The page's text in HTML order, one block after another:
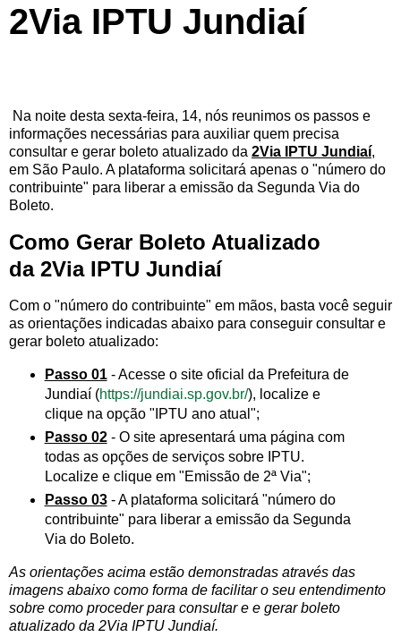
2Via IPTU Jundiaí
Na noite desta sexta-feira, 14, nós reunimos os passos e
informações necessárias para auxiliar quem precisa
consultar e gerar boleto atualizado da 2Via IPTU Jundiaí,
em São Paulo. A plataforma solicitará apenas o "número do
contribuinte" para liberar a emissão da Segunda Via do
Boleto.
Como Gerar Boleto Atualizado
da 2Via IPTU Jundiaí
Com o "número do contribuinte" em mãos, basta você seguir
as orientações indicadas abaixo para conseguir consultar e
gerar boleto atualizado:
Passo 01- Acesse o site oficial da Prefeitura de
Jundiaí (https://jundiai.sp.gov.br/), localize e
clique na opção "IPTU ano atual";
Passo 02- O site apresentará uma página com
todas as opções de serviços sobre IPTU.
Localize e clique em "Emissão de 2ª Via";
Passo 03- A plataforma solicitará "número do
contribuinte" para liberar a emissão da Segunda
Via do Boleto.
As orientações acima estão demonstradas através das
imagens abaixo como forma de facilitar o seu entendimento
sobre como proceder para consultar e e gerar boleto
atualizado da 2Via IPTU Jundiaí.